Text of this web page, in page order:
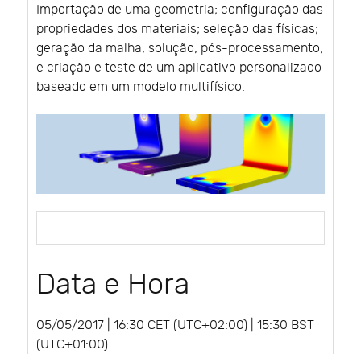
Importação de uma geometria; configuração das
propriedades dos materiais; seleção das físicas;
geração da malha; solução; pós-processamento;
e criação e teste de um aplicativo personalizado
baseado em um modelo multifísico.
Data e Hora
05/05/2017 | 16:30 CET (UTC+02:00) | 15:30 BST
(UTC+01:00)